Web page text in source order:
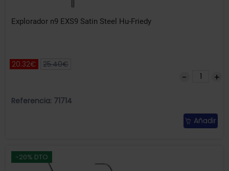
Explorador n9 EXS9 Satin Steel Hu-Friedy
20.32€ 25.40€
Referencia: 71714
Añadir
-20% DTO